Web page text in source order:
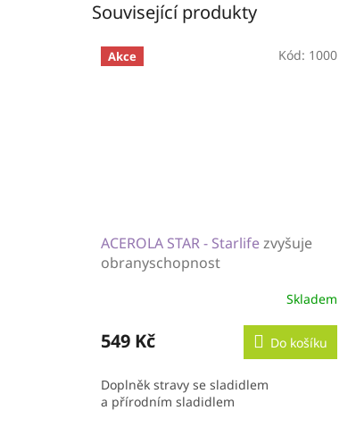
Související produkty
Akce
ACEROLA STAR - Starlifezvyšuje
obranyschopnost
Skladem
549 Kč Do košíku
Doplněk stravy se sladidlem
a přírodním sladidlem
Kód: 1000